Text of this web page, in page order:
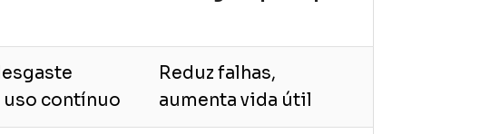
contínuo
Reduz falhas,
aumenta vida útil